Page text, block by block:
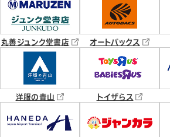
丸善ジュンク堂書店 オートバックス
洋服の青山 トイザらス